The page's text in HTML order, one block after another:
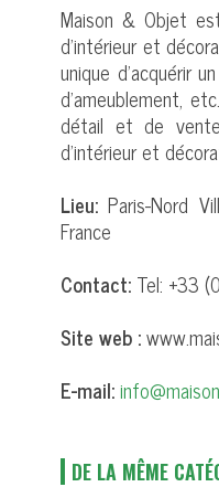
Maison & Objet
d'intérieur et
unique d'acquérir
d'ameublement,
détail et de vente
d'intérieur et
Lieu:Paris-Nord
France
Contact: Tel: +33
Site web :
E-mail:
DE LA MÊME